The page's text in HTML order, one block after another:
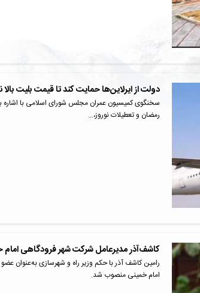
دولت از ایرلاین‌ها حمایت کند تا قیمت‌ بلیت بالا
سخنگوی کمیسیون عمران مجلس شورای اسلامی با اشاره
رمضان و تعطیلات نوروز،…
کاشف‌آذر مدیرعامل شرکت شهر فرودگاهی
رامین کاشف آذر با حکم وزیر راه و شهرسازی به‌عنوان
امام خمینی منصوب شد.